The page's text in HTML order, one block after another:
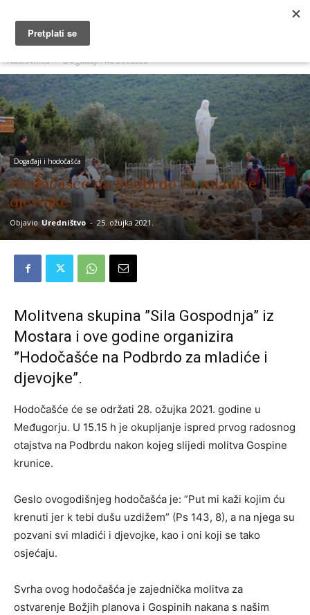
MUŽEVNI BUDITE
Naslovnica Događaji i hodočašća
Događaji i hodočašća
Hodočašće na Podbrdo za mladiće i
djevojke
Objavio Uredništvo - 25. ožujka 2021.
Molitvena skupina ”Sila Gospodnja” iz
Mostara i ove godine organizira
”Hodočašće na Podbrdo za mladiće i
djevojke”.
Hodočašće će se održati 28. ožujka 2021. godine u
Međugorju. U 15.15 h je okupljanje ispred prvog radosnog
otajstva na Podbrdu nakon kojeg slijedi molitva Gospine
krunice.
Geslo ovogodišnjeg hodočašća je: ”Put mi kaži kojim ću
krenuti jer k tebi dušu uzdižem” (Ps 143, 8), a na njega su
pozvani svi mladići i djevojke, kao i oni koji se tako
osjećaju.
Svrha ovog hodočašća je zajednička molitva za
ostvarenje Božjih planova i Gospinih nakana s našim